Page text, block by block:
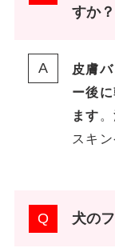
すか？
皮膚
ー後
ます
スキ
犬の